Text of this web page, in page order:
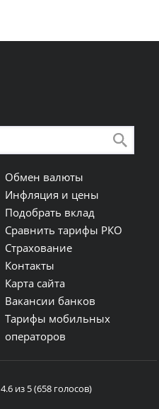
Обмен валюты
Инфляция и цены
Подобрать вклад
Сравнить тарифы РКО
Страхование
Контакты
Карта сайта
Вакансии банков
Тарифы мобильных
операторов
4.6 из 5 (658 голосов)